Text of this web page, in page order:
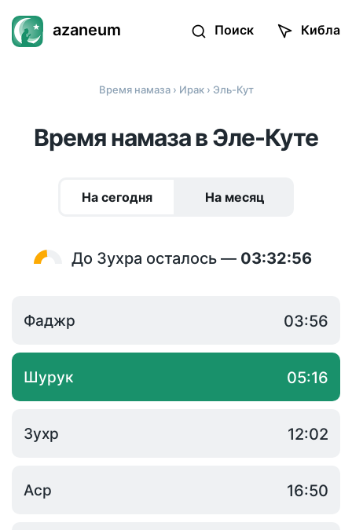
azaneum Поиск Кибла
Время намаза› Ирак› Эль-Кут
Время намаза в Эле-Куте
На сегодня На месяц
До Зухра осталось — 03:32:56
Фаджр 03:56
Шурук 05:16
Зухр 12:02
Аср 16:50